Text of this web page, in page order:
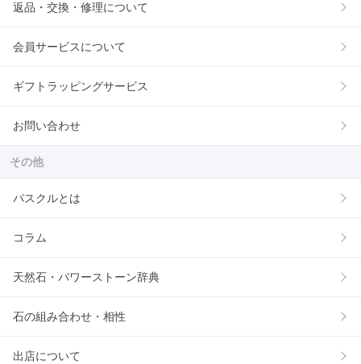
返品・交換・修理について
会員サービスについて
ギフトラッピングサービス
お問い合わせ
その他
パスクルとは
コラム
天然石・パワーストーン辞典
石の組み合わせ・相性
出店について